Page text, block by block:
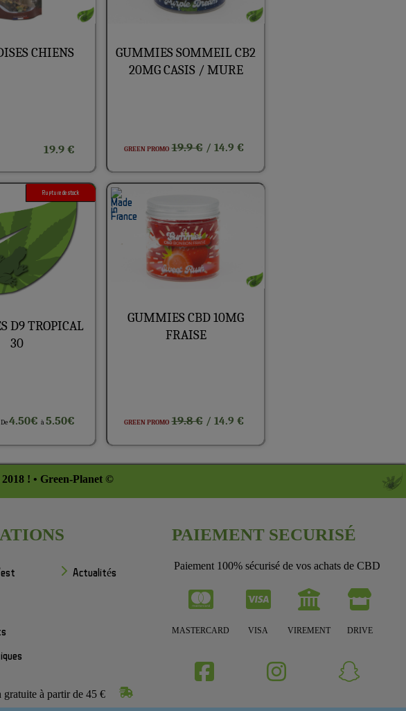
CHIENS
19.9 €
GUMMIES SOMMEIL CB2
20MG CASIS / MURE
GREEN PROMO 19.9 €/ 14.9 €
Rupture de stock
D9 TROPICAL
30
De4.50€ à5.50€
GUMMIES CBD 10MG
FRAISE
GREEN PROMO 19.8 €/ 14.9 €
! • Green-Planet ©
Actualités
à partir de 45 €
PAIEMENT SECURISÉ
Paiement 100% sécurisé de vos achats de CBD
MASTERCARD VISA VIREMENT DRIVE